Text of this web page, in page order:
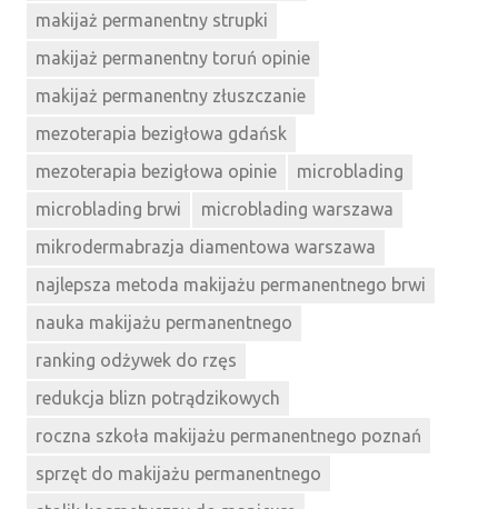
makijaż permanentny strupki
makijaż permanentny toruń opinie
makijaż permanentny złuszczanie
mezoterapia bezigłowa gdańsk
mezoterapia bezigłowa opinie
microblading
microblading brwi
microblading warszawa
mikrodermabrazja diamentowa warszawa
najlepsza metoda makijażu permanentnego brwi
nauka makijażu permanentnego
ranking odżywek do rzęs
redukcja blizn potrądzikowych
roczna szkoła makijażu permanentnego poznań
sprzęt do makijażu permanentnego